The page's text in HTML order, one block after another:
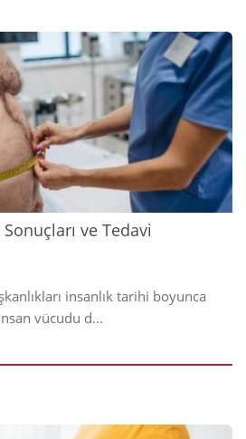
2025
ve Tedavi
insanlık tarihi boyunca
vücudu d...